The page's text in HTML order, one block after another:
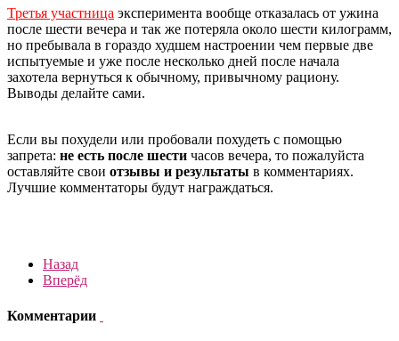
Третья участница эксперимента вообще отказалась от ужина
после шести вечера и так же потеряла около шести килограмм,
но пребывала в гораздо худшем настроении чем первые две
испытуемые и уже после несколько дней после начала
захотела вернуться к обычному, привычному рациону.
Выводы делайте сами.
Если вы похудели или пробовали похудеть с помощью
запрета: не есть после шести часов вечера, то пожалуйста
оставляйте свои отзывы и результаты в комментариях.
Лучшие комментаторы будут награждаться.
Назад
Вперёд
Комментарии